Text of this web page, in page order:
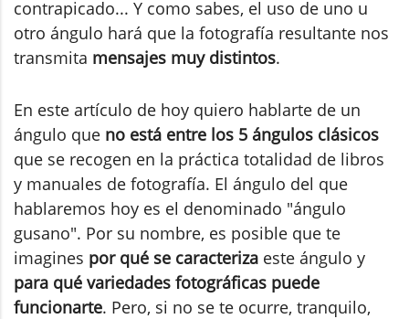
contrapicado... Y como sabes, el uso de uno u
otro ángulo hará que la fotografía resultante nos
transmita mensajes muy distintos.
En este artículo de hoy quiero hablarte de un
ángulo que no está entre los 5 ángulos clásicos
que se recogen en la práctica totalidad de libros
y manuales de fotografía. El ángulo del que
hablaremos hoy es el denominado "ángulo
gusano". Por su nombre, es posible que te
imagines por qué se caracteriza este ángulo y
para qué variedades fotográficas puede
funcionarte. Pero, si no se te ocurre, tranquilo,